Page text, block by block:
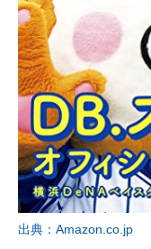
出典：Amazon.co.jp